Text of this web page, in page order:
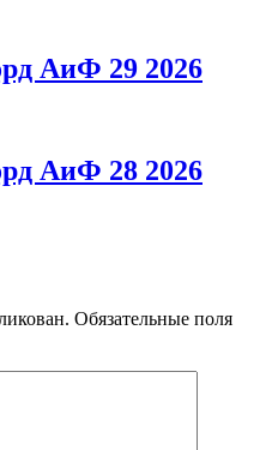
АиФ 29 2026
АиФ 28 2026
Обязательные поля